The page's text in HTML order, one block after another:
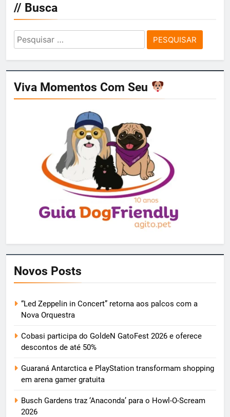
// Busca
Pesquisar
por:
Viva Momentos Com Seu
Novos Posts
“Led Zeppelin in Concert” retorna aos palcos com a
Nova Orquestra
Cobasi participa do GoldeN GatoFest 2026 e oferece
descontos de até 50%
Guaraná Antarctica e PlayStation transformam shopping
em arena gamer gratuita
Busch Gardens traz ‘Anaconda’ para o Howl-O-Scream
2026